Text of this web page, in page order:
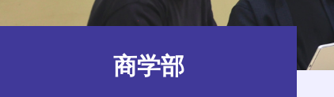
商学部